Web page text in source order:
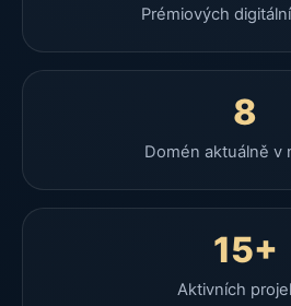
Prémiových
8
Domén aktuálně v
15+
Aktivních